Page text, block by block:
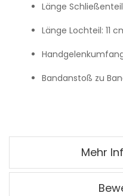
Länge
Länge Lochteil: 11
Bandanstoß zu
Mehr